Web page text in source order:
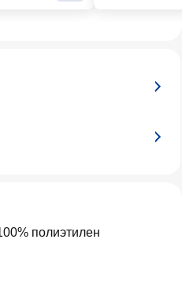
полиэтилен